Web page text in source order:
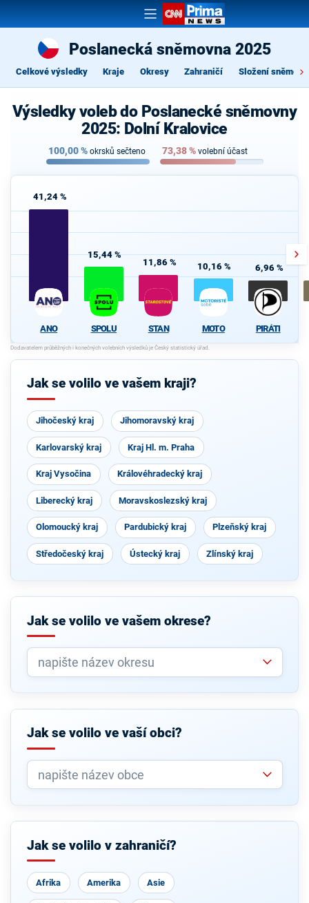
Poslanecká sněmovna 2025
Celkové výsledky Kraje Okresy Zahraničí Složení
Výsledky voleb do Poslanecké sněmovny
2025: Dolní Kralovice
100,00% okrsků sečteno 73,38% volební účast
41,24 %
ANO
15,44 %
SPOLU
11,86 %
STAN
10,16 %
MOTO
6,96 %
PIRÁTI
Jak se volilo ve vašem kraji?
Jihočeský kraj Jihomoravský kraj
Karlovarský kraj Kraj Hl. m. Praha
Kraj Vysočina Královéhradecký kraj
Liberecký kraj Moravskoslezský kraj
Olomoucký kraj Pardubický kraj Plzeňský kraj
Středočeský kraj Ústecký kraj Zlínský kraj
Jak se volilo ve vašem okrese?
Jak se volilo ve vaší obci?
Jak se volilo v zahraničí?
Afrika Amerika Asie